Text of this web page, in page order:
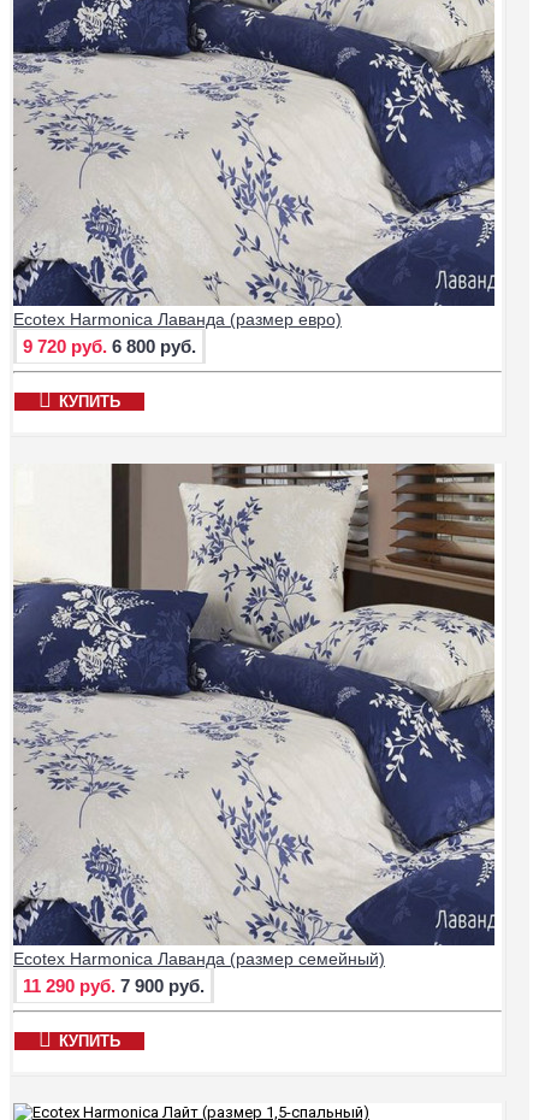
Ecotex Harmonica Лаванда (размер евро)
9 720 руб. 6 800 руб.
КУПИТЬ
Ecotex Harmonica Лаванда (размер семейный)
11 290 руб. 7 900 руб.
КУПИТЬ